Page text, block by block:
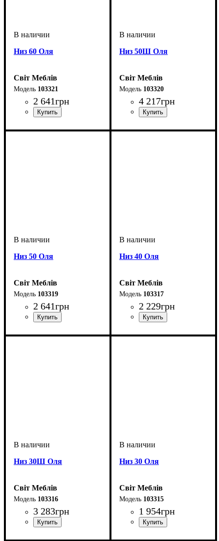
Низ 60 Оля
Світ Меблів
103321
2 641грн
Низ 50Ш Оля
Світ Меблів
103320
4 217грн
Низ 50 Оля
Світ Меблів
103319
2 641грн
Низ 40 Оля
Світ Меблів
103317
2 229грн
Низ 30Ш Оля
Світ Меблів
103316
3 283грн
Низ 30 Оля
Світ Меблів
103315
1 954грн